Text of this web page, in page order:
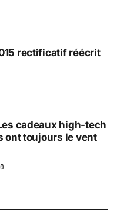
rectificatif réécrit
cadeaux high-tech
ont toujours le vent